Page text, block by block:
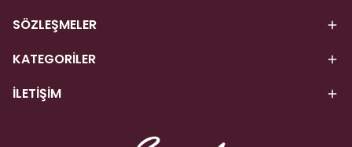
SÖZLEŞMELER
KATEGORİLER
İLETİŞİM